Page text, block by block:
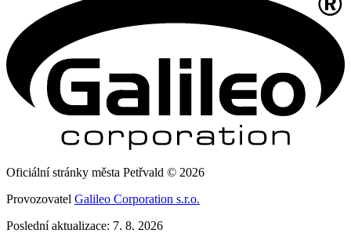
Oficiální stránky města Petřvald © 2026
Provozovatel Galileo Corporation s.r.o.
Poslední aktualizace: 7. 8. 2026